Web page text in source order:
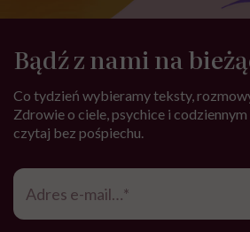
Bądź z nami na
Co tydzień wybieramy teksty,
Zdrowie o ciele, psychice i codziennym
czytaj bez pośpiechu.
Adres
mail*